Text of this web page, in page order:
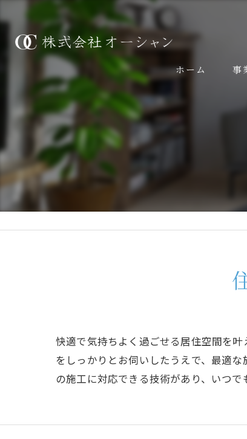
ホーム 事
快適で気持ちよく過ごせる居住空間を
をしっかりとお伺いしたうえで、最適
の施工に対応できる技術があり、いつ